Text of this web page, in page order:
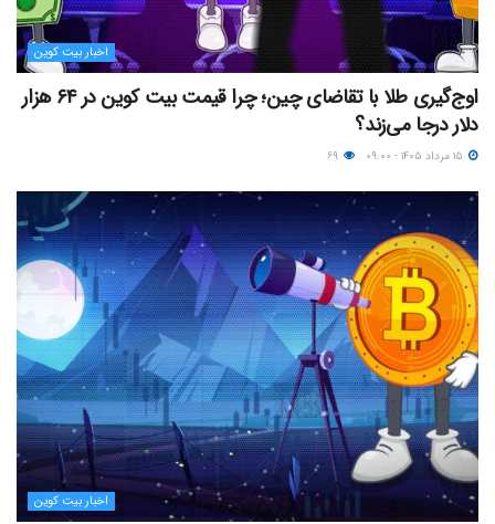
اخبار بیت کوین
اوج‌گیری طلا با تقاضای چین؛ چرا قیمت بیت کوین در ۶۴ هزار
دلار درجا می‌زند؟
اخبار بیت کوین